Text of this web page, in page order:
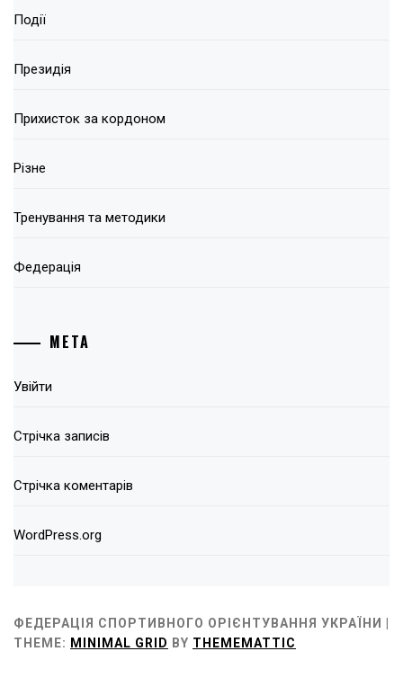
Події
Президія
Прихисток за кордоном
Різне
Тренування та методики
Федерація
МЕТА
Увійти
Стрічка записів
Стрічка коментарів
WordPress.org
ФЕДЕРАЦІЯ СПОРТИВНОГО ОРІЄНТУВАННЯ УКРАЇНИ |
THEME: MINIMAL GRID BY THEMEMATTIC